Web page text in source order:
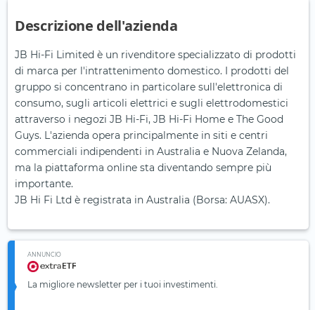
Descrizione dell'azienda
JB Hi-Fi Limited è un rivenditore specializzato di prodotti
di marca per l'intrattenimento domestico. I prodotti del
gruppo si concentrano in particolare sull'elettronica di
consumo, sugli articoli elettrici e sugli elettrodomestici
attraverso i negozi JB Hi-Fi, JB Hi-Fi Home e The Good
Guys. L'azienda opera principalmente in siti e centri
commerciali indipendenti in Australia e Nuova Zelanda,
ma la piattaforma online sta diventando sempre più
importante.
JB Hi Fi Ltd è registrata in Australia (Borsa: AUASX).
ANNUNCIO
La migliore newsletter per i tuoi investimenti.